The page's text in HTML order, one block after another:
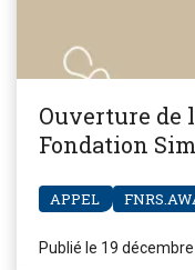
Ouverture de
Fondation
APPEL
Publié le 19